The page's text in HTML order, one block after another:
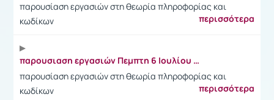
παρουσίαση εργασιών στη θεωρία πληροφορίας και
κωδίκων
περισσότερα
παρουσιαση εργασιών Πεμπτη 6 Ιουλίου 2023
παρουσίαση εργασιών στη θεωρία πληροφορίας και
κωδίκων
περισσότερα